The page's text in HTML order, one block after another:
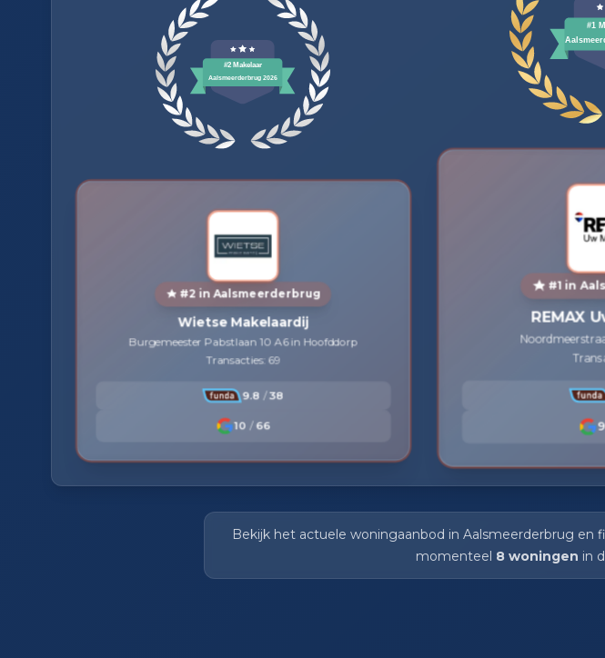
#1 in
REMAX
#2 in Aalsmeerderbrug
Wietse Makelaardij
Burgemeester Pabstlaan 10 A6 in Hoofddorp
Transacties: 69
9.8 / 38
10 / 66
Bekijk het actuele woningaanbod in Aalsmeerderbrug en
momenteel 8 woningen in